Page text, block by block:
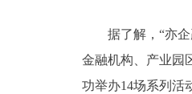
据了解，“亦企赢
金融机构、产业园
功举办14场系列活